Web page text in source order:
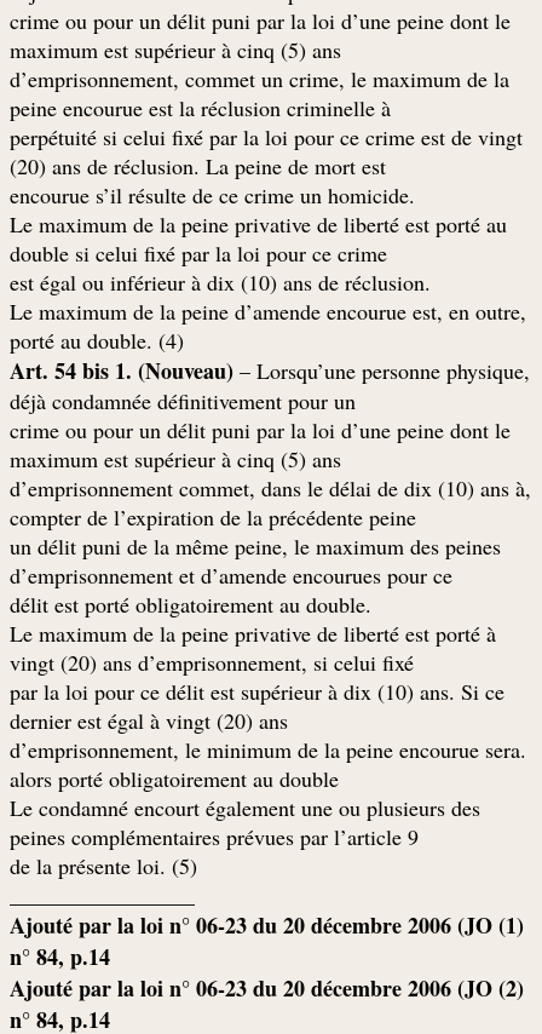
crime ou pour un délit puni par la loi d’une peine dont le
maximum est supérieur à cinq (5) ans
d’emprisonnement, commet un crime, le maximum de la
peine encourue est la réclusion criminelle à
perpétuité si celui fixé par la loi pour ce crime est de vingt
(20) ans de réclusion. La peine de mort est
.encourue s’il résulte de ce crime un homicide
Le maximum de la peine privative de liberté est porté au
double si celui fixé par la loi pour ce crime
.est égal ou inférieur à dix (10) ans de réclusion
Le maximum de la peine d’amende encourue est, en outre,
porté au double. (4)
Art. 54 bis 1. (Nouveau) – Lorsqu’une personne physique,
déjà condamnée définitivement pour un
crime ou pour un délit puni par la loi d’une peine dont le
maximum est supérieur à cinq (5) ans
,d’emprisonnement commet, dans le délai de dix (10) ans à
compter de l’expiration de la précédente peine
un délit puni de la même peine, le maximum des peines
d’emprisonnement et d’amende encourues pour ce
.délit est porté obligatoirement au double
Le maximum de la peine privative de liberté est porté à
vingt (20) ans d’emprisonnement, si celui fixé
par la loi pour ce délit est supérieur à dix (10) ans. Si ce
dernier est égal à vingt (20) ans
.d’emprisonnement, le minimum de la peine encourue sera
alors porté obligatoirement au double
Le condamné encourt également une ou plusieurs des
peines complémentaires prévues par l’article 9
(de la présente loi. (5
(1) Ajouté par la loi n° 06-23 du 20 décembre 2006 (JO
n° 84, p.14
(2) Ajouté par la loi n° 06-23 du 20 décembre 2006 (JO
n° 84, p.14